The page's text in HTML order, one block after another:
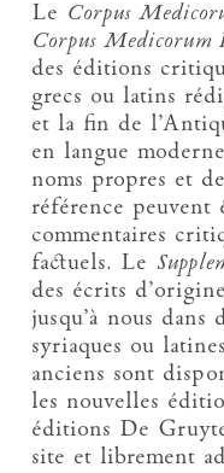
Le Corpus
Corpus Medicorum
des éditions
grecs ou latins
et la fin de
en langue
noms propres et
référence peuvent
commentaires
factuels. Le
des écrits
jusqu’à nous dans
syriaques ou
anciens sont
les nouvelles
éditions De
site et librement